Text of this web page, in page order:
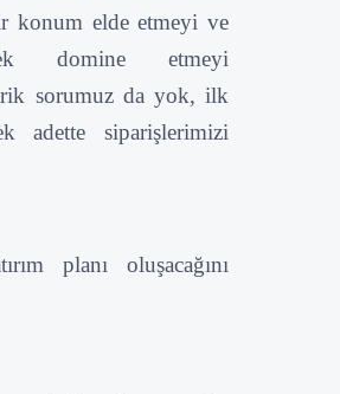
konum elde etmeyi ve
domine etmeyi
sorumuz da yok, ilk
siparişlerimizi
planı oluşacağını